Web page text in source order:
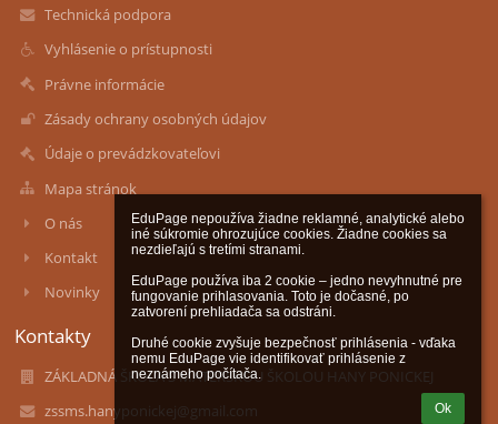
EduPage nepoužíva žiadne reklamné, analytické alebo
iné súkromie ohrozujúce cookies. Žiadne cookies sa
nezdieľajú s tretími stranami.
EduPage používa iba 2 cookie – jedno nevyhnutné pre
fungovanie prihlasovania. Toto je dočasné, po
zatvorení prehliadača sa odstráni.
Druhé cookie zvyšuje bezpečnosť prihlásenia - vďaka
nemu EduPage vie identifikovať prihlásenie z
neznámeho počítača.
Ok
Technická podpora
Vyhlásenie o prístupnosti
Právne informácie
Zásady ochrany osobných údajov
Údaje o prevádzkovateľovi
Mapa stránok
O nás
Kontakt
Novinky
Kontakty
ZÁKLADNÁ ŠKOLA S MATERSKOU ŠKOLOU HANY PONICKEJ
zssms.hanyponickej@gmail.com